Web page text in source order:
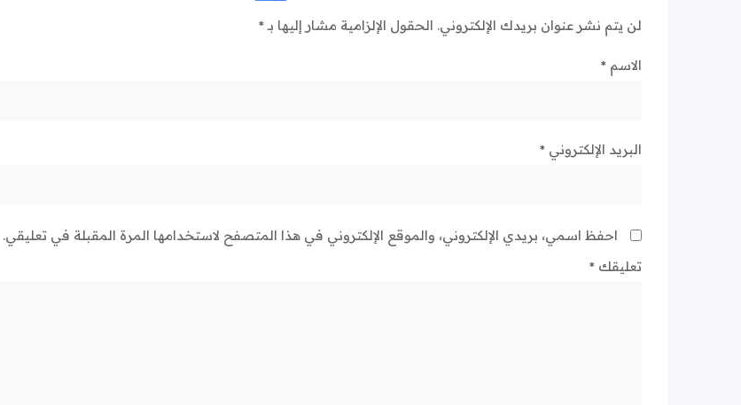
لن يتم نشر عنوان بريدك الإلكتروني. الحقول الإلزامية مشار إليها بـ*
الاسم *
البريد الإلكتروني *
احفظ اسمي، بريدي الإلكتروني، والموقع الإلكتروني في هذا المتصفح لاستخدامها المرة المقبلة في تعليقي.
تعليقك *